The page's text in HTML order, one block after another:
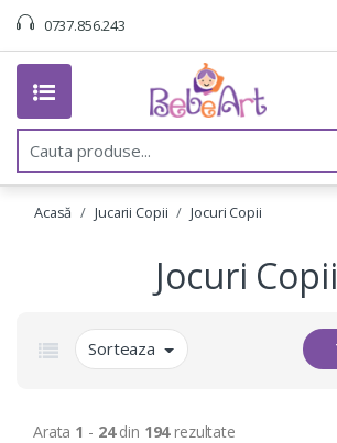
0737.856.243
C
u
Acasă Jucarii Copii Jocuri Copii
Jocuri Copii
Sorteaza
Arata 1 - 24din 194rezultate